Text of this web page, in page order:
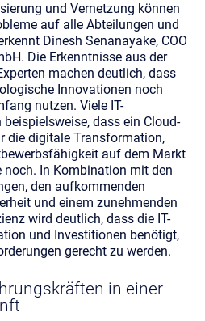
und Vernetzung können
auf alle Abteilungen und
Dinesh Senanayake, COO
Die Erkenntnisse aus der
machen deutlich, dass
Innovationen noch
nutzen. Viele IT-
dass ein Cloud-
die digitale Transformation,
auf dem Markt
noch. In Kombination mit den
den aufkommenden
und einem zunehmenden
wird deutlich, dass die IT-
und Investitionen benötigt,
gerecht zu werden.
in einer